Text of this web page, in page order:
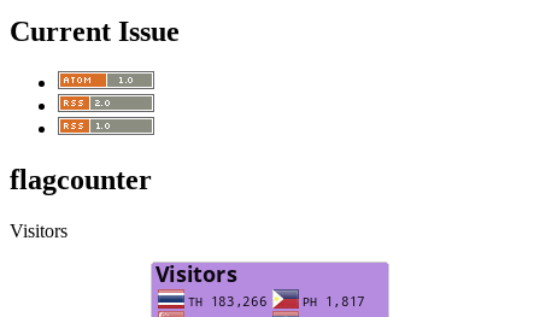
Current Issue
flagcounter
Visitors